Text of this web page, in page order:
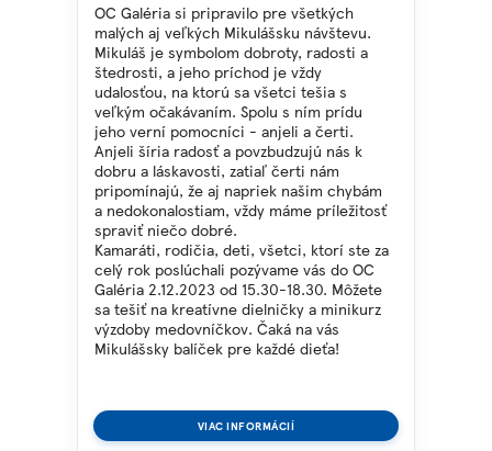
OC Galéria si pripravilo pre všetkých
malých aj veľkých Mikulášsku návštevu.
Mikuláš je symbolom dobroty, radosti a
štedrosti, a jeho príchod je vždy
udalosťou, na ktorú sa všetci tešia s
veľkým očakávaním. Spolu s ním prídu
jeho verní pomocníci - anjeli a čerti.
Anjeli šíria radosť a povzbudzujú nás k
dobru a láskavosti, zatiaľ čerti nám
pripomínajú, že aj napriek našim chybám
a nedokonalostiam, vždy máme príležitosť
spraviť niečo dobré.
Kamaráti, rodičia, deti, všetci, ktorí ste za
celý rok poslúchali pozývame vás do OC
Galéria 2.12.2023 od 15.30-18.30. Môžete
sa tešiť na kreatívne dielničky a minikurz
výzdoby medovníčkov. Čaká na vás
Mikulášsky balíček pre každé dieťa!
VIAC INFORMÁCIÍ